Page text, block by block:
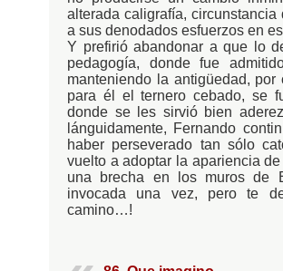
alterada caligrafía,
a sus denodados esfuerzos en
Y prefirió abandonar a que lo
pedagogía, donde fue
manteniendo la antigüedad,
para él el ternero cebado, se
donde se les sirvió bien
lánguidamente, Fernando
haber perseverado tan sólo
vuelto a adoptar la apariencia
una brecha en los muros de
invocada una vez, pero te
camino…!